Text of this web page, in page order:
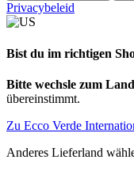
Privacybeleid
Bist du im richtigen
Bitte wechsle zum Land
übereinstimmt.
Zu Ecco Verde
Anderes Lieferland